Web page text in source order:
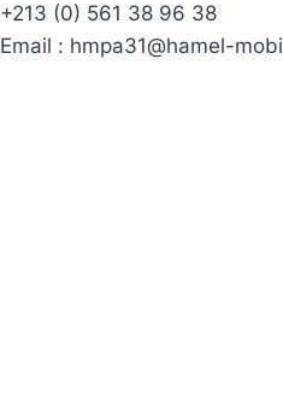
+213 (0) 561 38 96 38
Email : hmpa31@hamel-